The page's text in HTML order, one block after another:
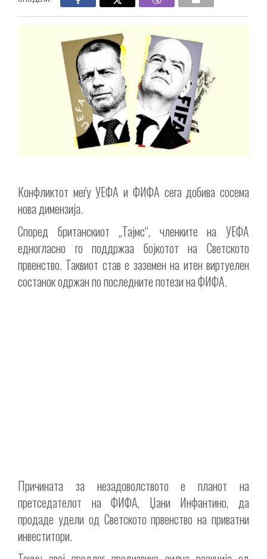
Конфликтот меѓу УЕФА и ФИФА сега добива сосема
нова димензија.
Според британскиот „Тајмс“, членките на УЕФА
едногласно го поддржаа бојкотот на Светското
првенство. Таквиот став е заземен на итен виртуелен
состанок одржан по последните потези на ФИФА.
Причината за незадоволството е планот на
претседателот на ФИФА, Џани Инфантино, да
продаде удели од Светското првенство на приватни
инвеститори.